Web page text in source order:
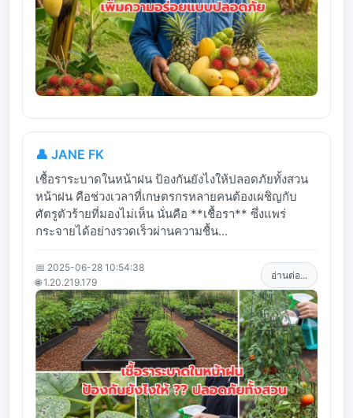
👤 JANE FK
เชื้อราระบาดในหน้าฝน ป้องกันยังไงให้ปลอดภัยทั้งสวน
หน้าฝน คือช่วงเวลาที่เกษตรกรหลายคนต้องเผชิญกับ
ศัตรูตัวร้ายที่มองไม่เห็น นั่นคือ **เชื้อรา** ซึ่งแพร่
กระจายได้อย่างรวดเร็วผ่านความชื้น...
📅 2025-06-28 10:54:38
🌐 1.20.219.179
อ่านต่อ...